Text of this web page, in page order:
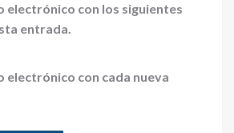
electrónico con los siguientes
entrada.
electrónico con cada nueva